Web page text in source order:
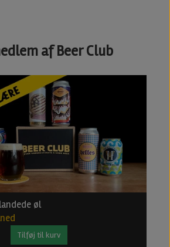
af Beer Club
øl
Tilføj til kurv